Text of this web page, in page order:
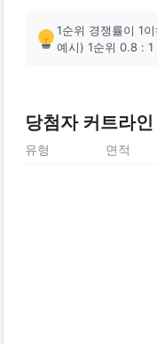
1순위 경쟁률이 1
예시) 1순위 0.8 : 1
당첨자 커트라인
유형 면적